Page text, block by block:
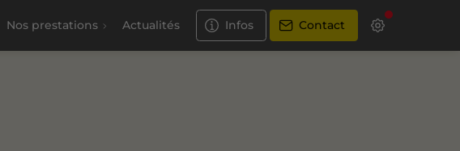
Nos prestations Actualités Infos Contact